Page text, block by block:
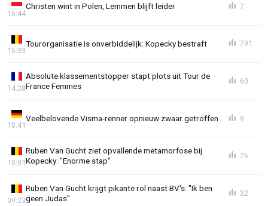
Christen wint in Polen, Lemmen blijft leider
16:44
7
Tourorganisatie is onverbiddelijk: Kopecky bestraft
15:33
791
Absolute klassementstopper stapt plots uit Tour de
France Femmes
14:38
60
Veelbelovende Visma-renner opnieuw zwaar getroffen
10:41
9
Ruben Van Gucht ziet opvallende metamorfose bij
Kopecky: "Enorme stap"
10:01
76
Ruben Van Gucht krijgt pikante rol naast BV's: "Ik ben
geen Judas"
09:23
32